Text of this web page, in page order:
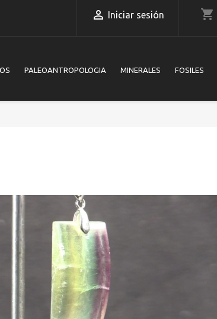
 Iniciar sesión shopping_cart
PALEOANTROPOLOGIA MINERALES FOSILES